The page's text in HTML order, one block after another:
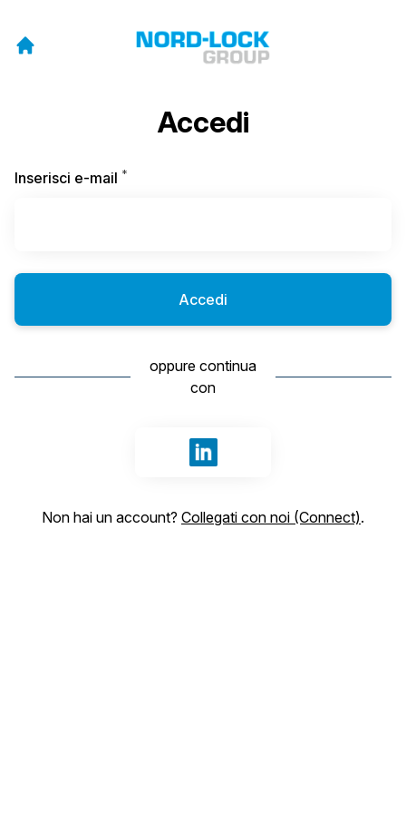
Accedi
Inserisci e-mail *
Accedi
oppure continua
con
Accedi con LinkedIn
Non hai un account? Collegati con noi (Connect).